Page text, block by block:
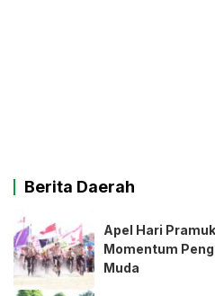
Berita Daerah
Apel Hari
Momentum
Muda